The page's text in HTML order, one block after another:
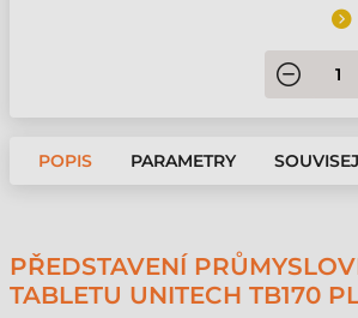
POPIS PARAMETRY
PŘEDSTAVENÍ
TABLETU UNITECH TB170